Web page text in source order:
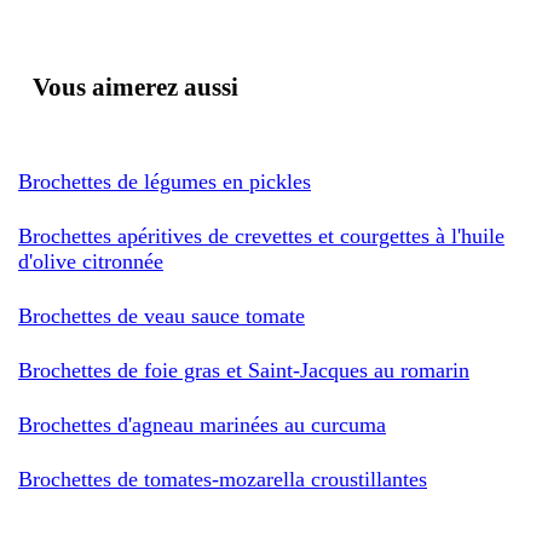
Vous aimerez aussi
Brochettes de légumes en pickles
Brochettes apéritives de crevettes et courgettes à l'huile
d'olive citronnée
Brochettes de veau sauce tomate
Brochettes de foie gras et Saint-Jacques au romarin
Brochettes d'agneau marinées au curcuma
Brochettes de tomates-mozarella croustillantes